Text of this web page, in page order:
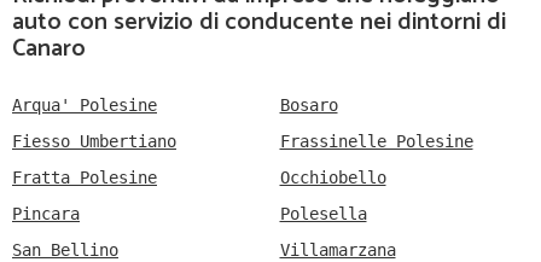
auto con servizio di conducente nei dintorni di
Canaro
Arqua' Polesine
Bosaro
Fiesso Umbertiano
Frassinelle Polesine
Fratta Polesine
Occhiobello
Pincara
Polesella
San Bellino
Villamarzana